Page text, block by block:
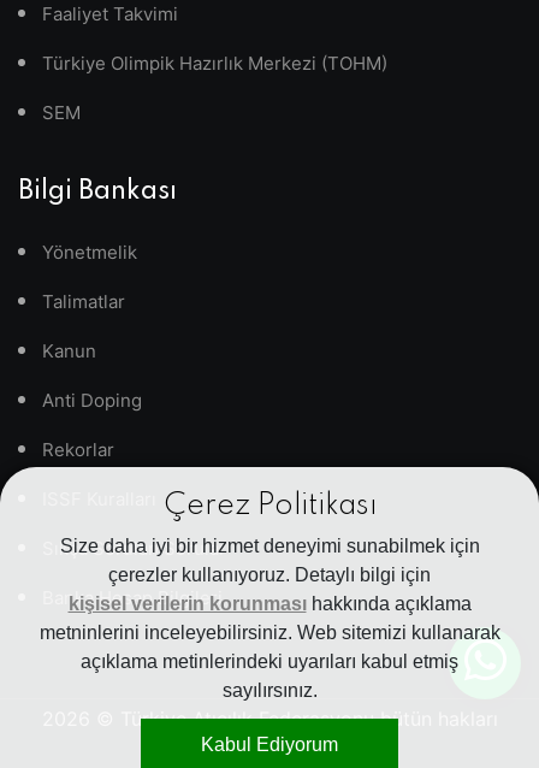
Çerez Politikası
Size daha iyi bir hizmet deneyimi sunabilmek için
çerezler kullanıyoruz. Detaylı bilgi için
kişisel verilerin korunmasıhakkında açıklama
metninlerini inceleyebilirsiniz. Web sitemizi kullanarak
açıklama metinlerindeki uyarıları kabul etmiş
sayılırsınız.
Kabul Ediyorum
Faaliyet Takvimi
Türkiye Olimpik Hazırlık Merkezi (TOHM)
SEM
Bilgi Bankası
Yönetmelik
Talimatlar
Kanun
Anti Doping
Rekorlar
Sıkça Sorulan Sorular
Banka Hesap Bilgileri
© Türkiye Atıcılık Federasyonu bütün hakları
saklıdır.